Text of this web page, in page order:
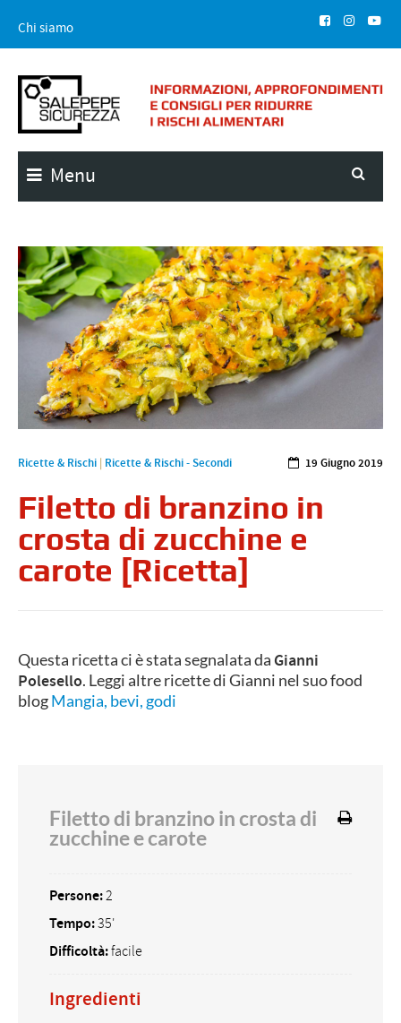
Chi siamo
Menu
19 Giugno 2019
Ricette & Rischi | Ricette & Rischi - Secondi
Filetto di branzino in
crosta di zucchine e
carote [Ricetta]
Questa ricetta ci è stata segnalata da Gianni
Polesello. Leggi altre ricette di Gianni nel suo food
blogMangia, bevi, godi
Filetto di branzino in crosta di
zucchine e carote
Persone:2
Tempo:35'
Difficoltà:facile
Ingredienti